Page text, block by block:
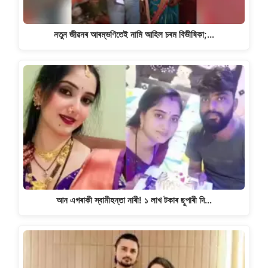
নতুন জীৱনৰ আৰম্ভণিতেই নামি আহিল চৰম বিভীষিকা;…
আন এগৰাকী স্বামীহন্তা নাৰী! ১ লাখ টকাৰ ছুপাৰী দি…